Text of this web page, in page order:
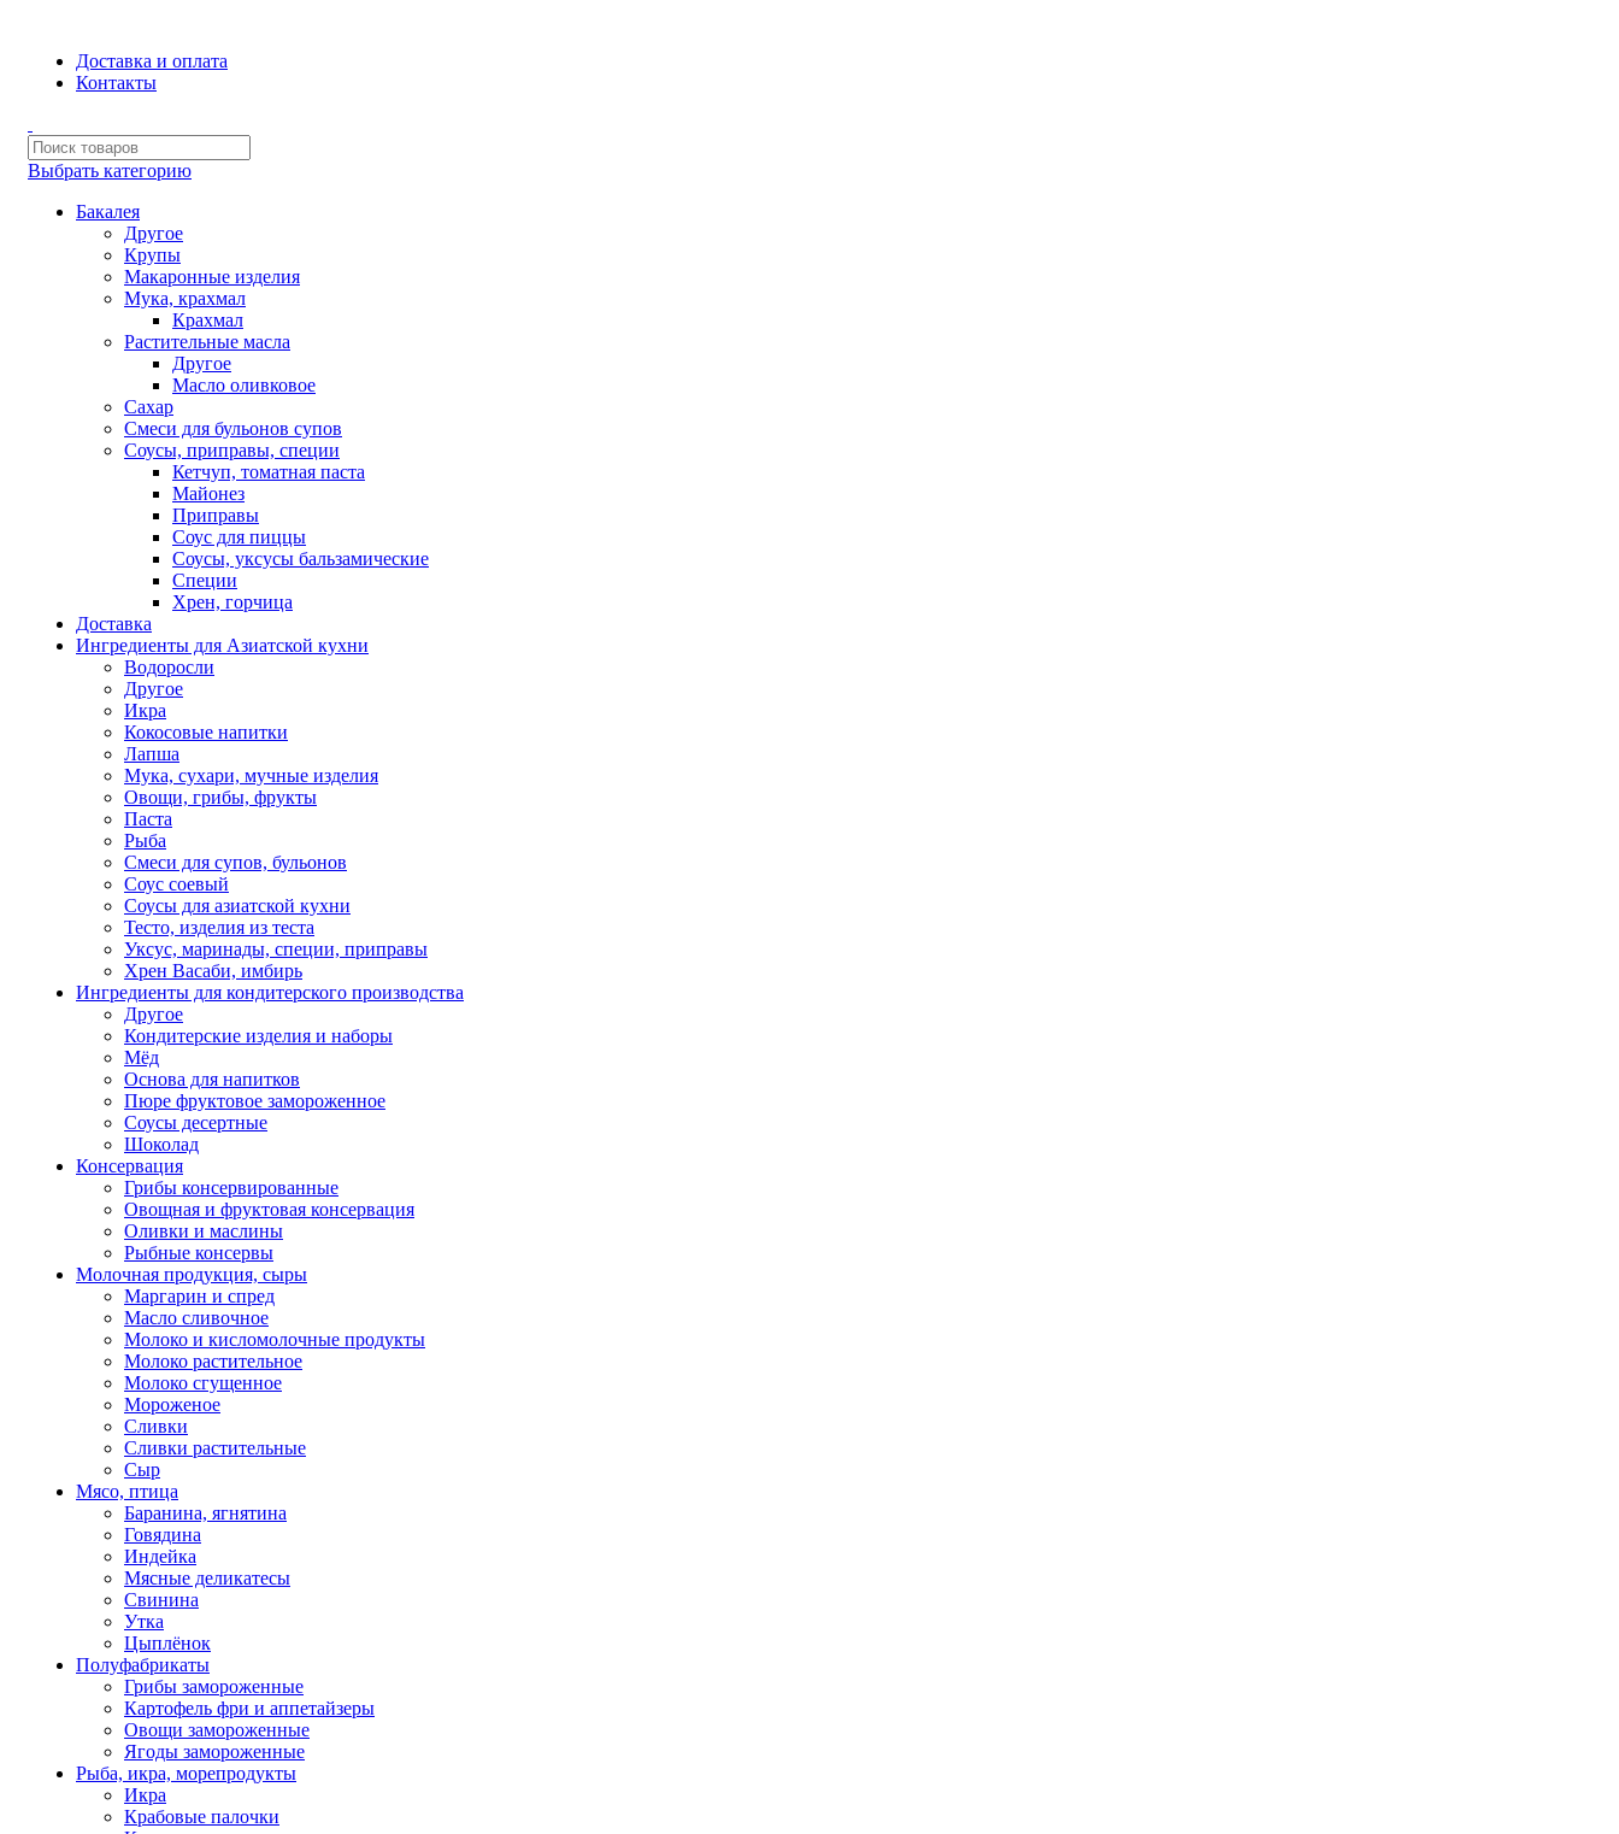
Доставка и оплата
Контакты
Выбрать категорию
Бакалея
Другое
Крупы
Макаронные изделия
Мука, крахмал
Крахмал
Растительные масла
Другое
Масло оливковое
Сахар
Смеси для бульонов супов
Соусы, приправы, специи
Кетчуп, томатная паста
Майонез
Приправы
Соус для пиццы
Соусы, уксусы бальзамические
Специи
Хрен, горчица
Доставка
Ингредиенты для Азиатской кухни
Водоросли
Другое
Икра
Кокосовые напитки
Лапша
Мука, сухари, мучные изделия
Овощи, грибы, фрукты
Паста
Рыба
Смеси для супов, бульонов
Соус соевый
Соусы для азиатской кухни
Тесто, изделия из теста
Уксус, маринады, специи, приправы
Хрен Васаби, имбирь
Ингредиенты для кондитерского производства
Другое
Кондитерские изделия и наборы
Мёд
Основа для напитков
Пюре фруктовое замороженное
Соусы десертные
Шоколад
Консервация
Грибы консервированные
Овощная и фруктовая консервация
Оливки и маслины
Рыбные консервы
Молочная продукция, сыры
Маргарин и спред
Масло сливочное
Молоко и кисломолочные продукты
Молоко растительное
Молоко сгущенное
Мороженое
Сливки
Сливки растительные
Сыр
Мясо, птица
Баранина, ягнятина
Говядина
Индейка
Мясные деликатесы
Свинина
Утка
Цыплёнок
Полуфабрикаты
Грибы замороженные
Картофель фри и аппетайзеры
Овощи замороженные
Ягоды замороженные
Рыба, икра, морепродукты
Икра
Крабовые палочки